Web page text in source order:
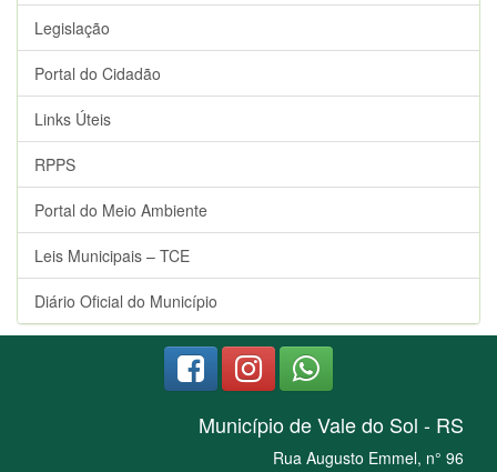
Legislação
Portal do Cidadão
Links Úteis
RPPS
Portal do Meio Ambiente
Leis Municipais – TCE
Diário Oficial do Município
Município de Vale do Sol - RS
Rua Augusto Emmel, n° 96